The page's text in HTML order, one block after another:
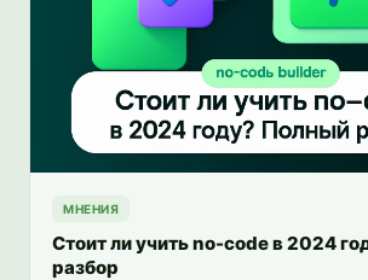
МНЕНИЯ
Стоит ли учить no-code в 2024
разбор